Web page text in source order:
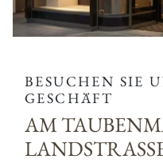
BESUCHEN SIE
GESCHÄFT
AM